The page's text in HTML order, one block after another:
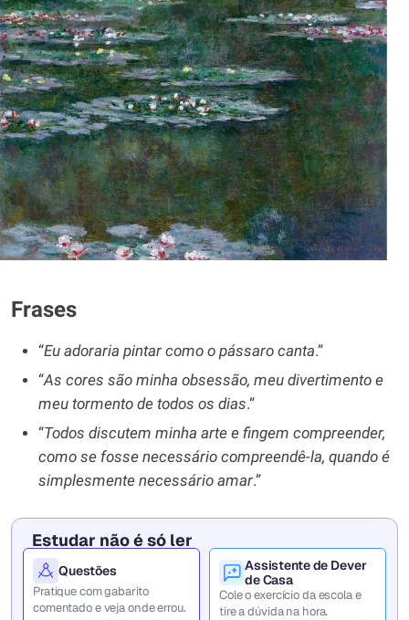
Frases
“Eu adoraria pintar como o pássaro canta.”
“As cores são minha obsessão, meu divertimento e
meu tormento de todos os dias.”
“Todos discutem minha arte e fingem compreender,
como se fosse necessário compreendê-la, quando é
simplesmente necessário amar.”
Estudar não é só ler
Questões
Pratique com gabarito
comentado e veja onde errou.
Assistente de Dever
de Casa
Cole o exercício da escola e
tire a dúvida na hora.